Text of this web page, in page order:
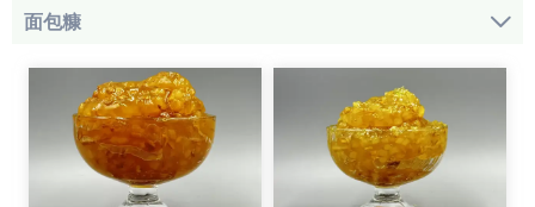
面包糠 